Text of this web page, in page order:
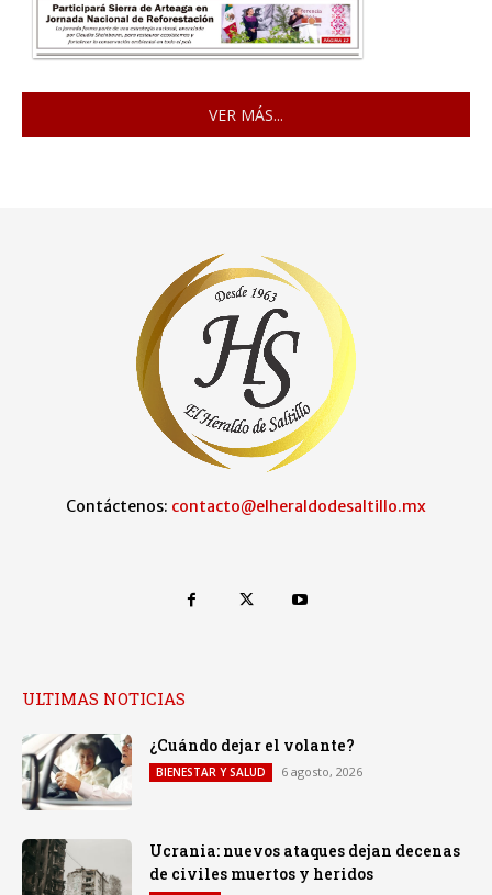
VER MÁS...
Contáctenos: contacto@elheraldodesaltillo.mx
ULTIMAS NOTICIAS
¿Cuándo dejar el volante?
BIENESTAR Y SALUD 6 agosto, 2026
Ucrania: nuevos ataques dejan decenas
de civiles muertos y heridos